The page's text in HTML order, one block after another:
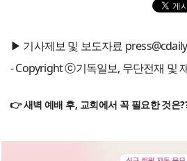
▶ 기사제보 및 보도자료
- Copyright ⓒ기독일보, 무단전재 및
👉 새벽 예배 후, 교회에서 꼭 필요한 것은